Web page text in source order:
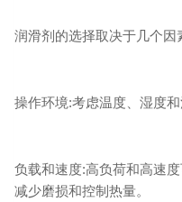
润滑剂的选择取决于几个因
操作环境:考虑温度、湿度和
负载和速度:高负荷和高速
减少磨损和控制热量。